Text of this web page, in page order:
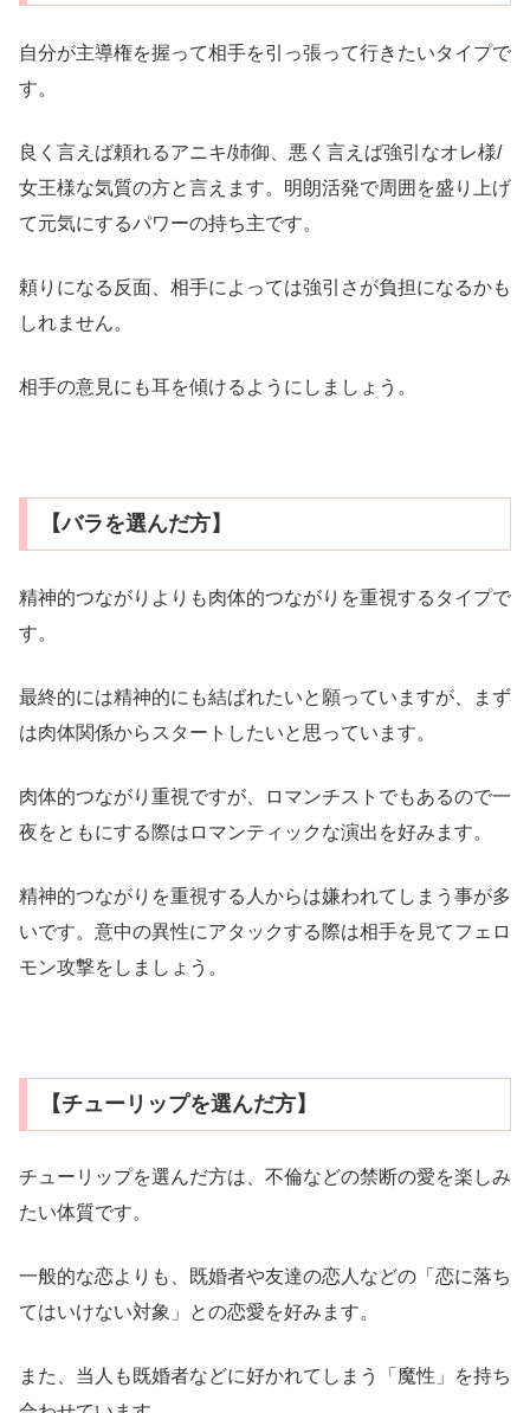
自分が主導権を握って相手を引っ張って行きたいタイプで
す。
良く言えば頼れるアニキ/姉御、悪く言えば強引なオレ様/
女王様な気質の方と言えます。明朗活発で周囲を盛り上げ
て元気にするパワーの持ち主です。
頼りになる反面、相手によっては強引さが負担になるかも
しれません。
相手の意見にも耳を傾けるようにしましょう。
【バラを選んだ方】
精神的つながりよりも肉体的つながりを重視するタイプで
す。
最終的には精神的にも結ばれたいと願っていますが、まず
は肉体関係からスタートしたいと思っています。
肉体的つながり重視ですが、ロマンチストでもあるので一
夜をともにする際はロマンティックな演出を好みます。
精神的つながりを重視する人からは嫌われてしまう事が多
いです。意中の異性にアタックする際は相手を見てフェロ
モン攻撃をしましょう。
【チューリップを選んだ方】
チューリップを選んだ方は、不倫などの禁断の愛を楽しみ
たい体質です。
一般的な恋よりも、既婚者や友達の恋人などの「恋に落ち
てはいけない対象」との恋愛を好みます。
また、当人も既婚者などに好かれてしまう「魔性」を持ち